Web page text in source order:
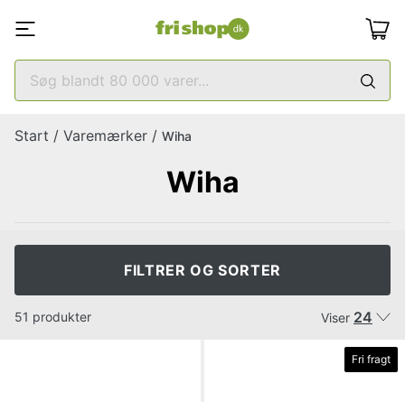
Start / Varemærker / Wiha
Wiha
FILTRER OG SORTER
51 produkter Viser 24
Fri fragt